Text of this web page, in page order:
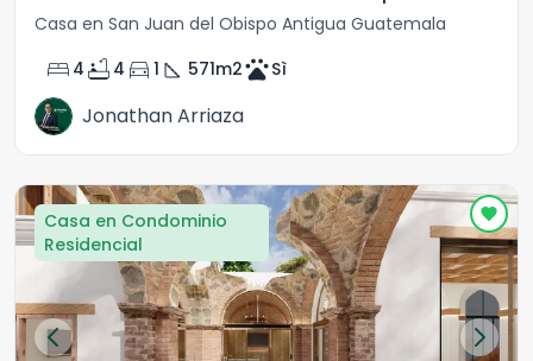
Casa en San Juan del Obispo Antigua Guatemala
bed 4 bathtub 4 directions_car 1 square_foot 571m2petsSì
Jonathan Arriaza
Casa en Condominio
Residencial